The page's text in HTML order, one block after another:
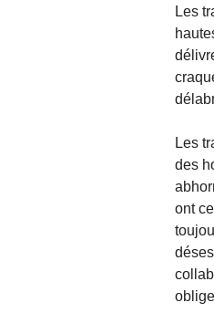
Les
Les
des
ont